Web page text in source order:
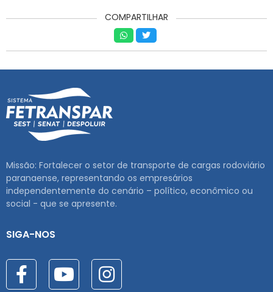
COMPARTILHAR
Missão: Fortalecer o setor de transporte de cargas rodoviário
paranaense, representando os empresários
independentemente do cenário – político, econômico ou
social - que se apresente.
SIGA-NOS